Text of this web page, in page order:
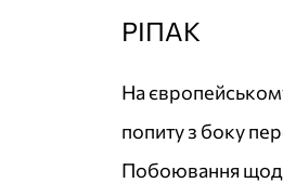
РІПАК
На
попиту з боку
Побоювання